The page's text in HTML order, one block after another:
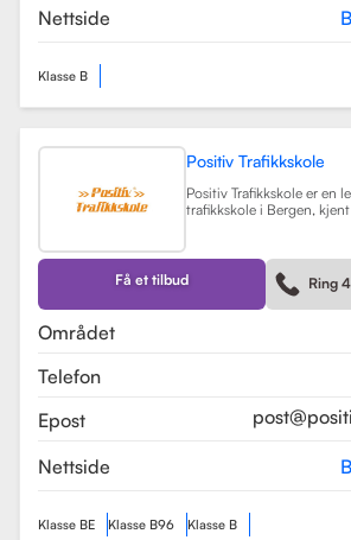
teorikurs og spesialiserte
Nettside
Klasse B
Positiv Trafikkskole
Positiv Trafikkskole er en
trafikkskole i Bergen,
føreropplæring for både
tilhenger og moped, og
spesialiserte kurs som
grunnkurs og
Få et tilbud Ring
Området
Telefon
Epost
Nettside
Klasse BE Klasse B96 Klasse B